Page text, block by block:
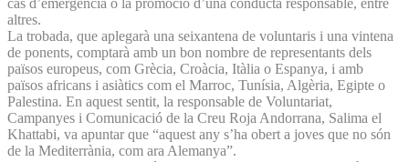
altres.
La trobada, que aplegarà una seixantena de voluntaris i una vintena
de ponents, comptarà amb un bon nombre de representants dels
països europeus, com Grècia, Croàcia, Itàlia o Espanya, i amb
països africans i asiàtics com el Marroc, Tunísia, Algèria, Egipte o
Palestina. En aquest sentit, la responsable de Voluntariat,
Campanyes i Comunicació de la Creu Roja Andorrana, Salima el
Khattabi, va apuntar que “aquest any s’ha obert a joves que no són
de la Mediterrània, com ara Alemanya”.